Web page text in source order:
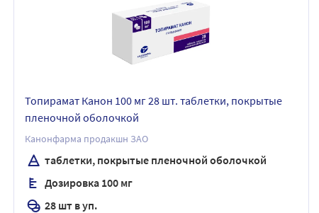
Топирамат Канон 100 мг 28 шт. таблетки, покрытые
пленочной оболочкой
Канонфарма продакшн ЗАО
таблетки, покрытые пленочной оболочкой
Дозировка 100 мг
28 шт в уп.